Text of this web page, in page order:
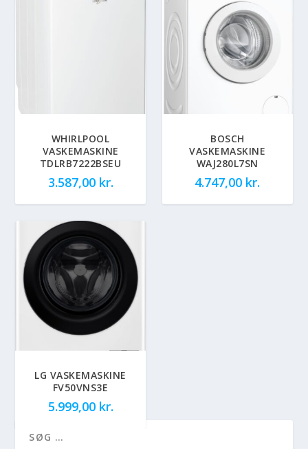
WHIRLPOOL
VASKEMASKINE
TDLRB7222BSEU
3.587,00 kr.
BOSCH
VASKEMASKINE
WAJ280L7SN
4.747,00 kr.
LG VASKEMASKINE
FV50VNS3E
5.999,00 kr.